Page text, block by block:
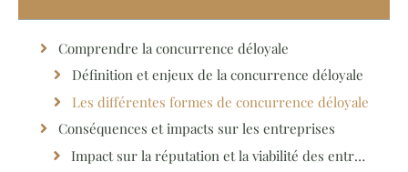
Comprendre la concurrence déloyale
Définition et enjeux de la concurrence déloyale
Les différentes formes de concurrence déloyale
Conséquences et impacts sur les entreprises
Impact sur la réputation et la viabilité des entreprises